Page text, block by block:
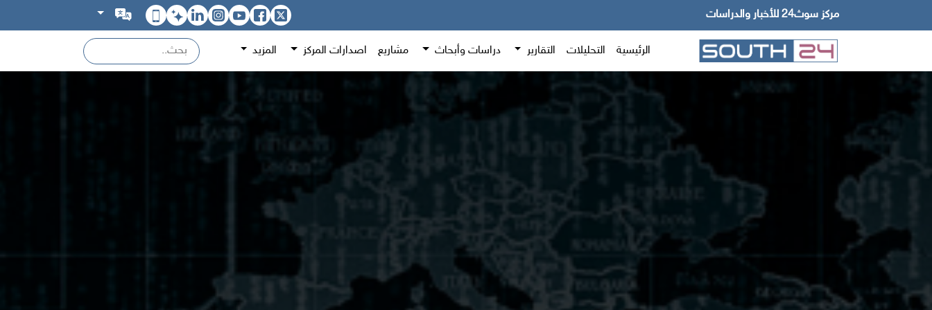
مركز سوث24 للأخبار والدراسات
الرئيسية التحليلات التقارير دراسات وأبحاث مشاريع اصدارات المركز المزيد